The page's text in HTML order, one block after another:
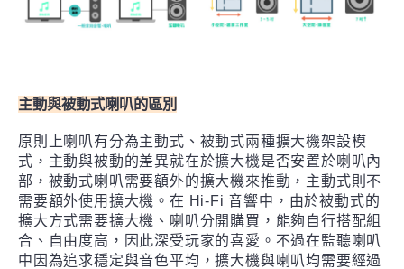
主動與被動式喇叭的區別
原則上喇叭有分為主動式、被動式兩種擴大機架設模
式，主動與被動的差異就在於擴大機是否安置於喇叭內
部，被動式喇叭需要額外的擴大機來推動，主動式則不
需要額外使用擴大機。在 Hi-Fi 音響中，由於被動式的
擴大方式需要擴大機、喇叭分開購買，能夠自行搭配組
合、自由度高，因此深受玩家的喜愛。不過在監聽喇叭
中因為追求穩定與音色平均，擴大機與喇叭均需要經過